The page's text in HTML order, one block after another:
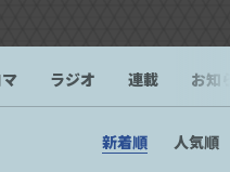
ラジオ 連載 お知
新着順 人気順